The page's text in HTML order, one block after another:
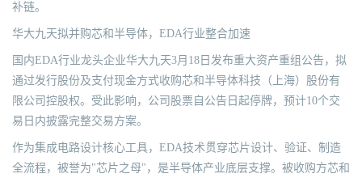
补链。
华大九天拟并购芯和半导体，EDA行业整合加速
国内EDA行业龙头企业华大九天3月18日发布重大资产重组公告，拟
通过发行股份及支付现金方式收购芯和半导体科技（上海）股份有
限公司控股权。受此影响，公司股票自公告日起停牌，预计10个交
易日内披露完整交易方案。
作为集成电路设计核心工具，EDA技术贯穿芯片设计、验证、制造
全流程，被誉为"芯片之母"，是半导体产业底层支撑。被收购方芯和